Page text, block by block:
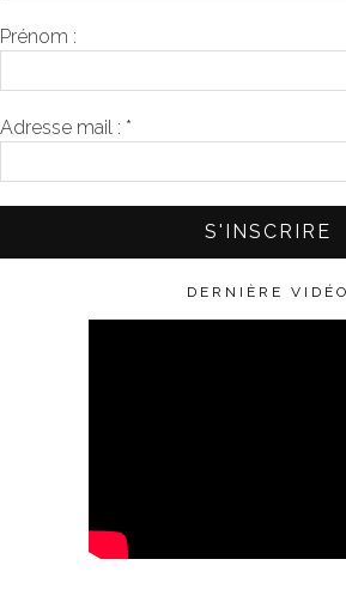
Prénom :
Adresse mail : *
DERNIÈRE VIDÉO